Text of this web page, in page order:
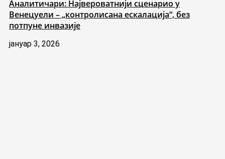
Аналитичари: Највероватнији сценарио у
Венецуели – „контролисана ескалација“, без
потпуне инвазије
јануар 3, 2026